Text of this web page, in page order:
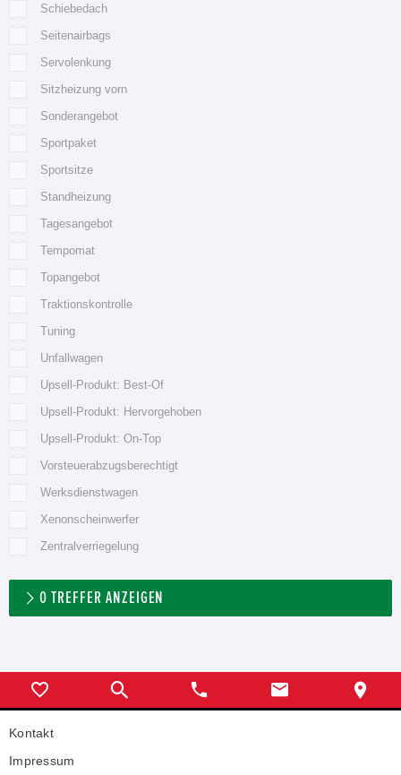
Schiebedach
Seitenairbags
Servolenkung
Sitzheizung vorn
Sonderangebot
Sportpaket
Sportsitze
Standheizung
Tagesangebot
Tempomat
Topangebot
Traktionskontrolle
Tuning
Unfallwagen
Upsell-Produkt: Best-Of
Upsell-Produkt: Hervorgehoben
Upsell-Produkt: On-Top
Vorsteuerabzugsberechtigt
Werksdienstwagen
Xenonscheinwerfer
Zentralverriegelung
0 TREFFER ANZEIGEN
Kontakt
Impressum